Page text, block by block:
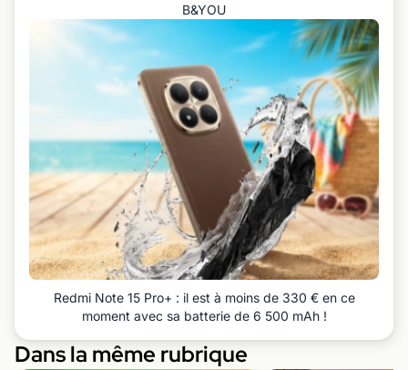
B&YOU
Redmi Note 15 Pro+ : il est à moins de 330 € en ce
moment avec sa batterie de 6 500 mAh !
Dans la même rubrique